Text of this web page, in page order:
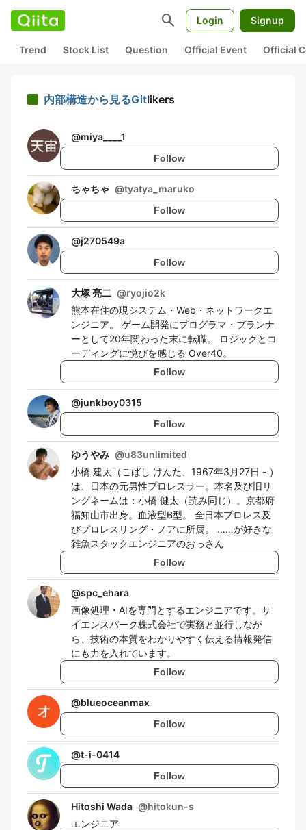
search Login Signup
Trend Stock List Question Official Event Official
内部構造から見るGitlikers
@miya____1
Follow
ちゃちゃ @tyatya_maruko
Follow
@j270549a
Follow
大塚 亮二 @ryojio2k
熊本在住の現システム・Web・ネットワークエ
ンジニア。 ゲーム開発にプログラマ・プランナ
ーとして20年関わった末に転職。 ロジックとコ
ーディングに悦びを感じる Over40。
Follow
@junkboy0315
Follow
ゆうやみ @u83unlimited
小橋 建太（こばし けんた、1967年3月27日 - ）
は、日本の元男性プロレスラー。本名及び旧リ
ングネームは：小橋 健太（読み同じ）。京都府
福知山市出身。血液型B型。 全日本プロレス及
びプロレスリング・ノアに所属。 ……が好きな
雑魚スタックエンジニアのおっさん
Follow
@spc_ehara
画像処理・AIを専門とするエンジニアです。サ
イエンスパーク株式会社で実務と並行しなが
ら、技術の本質をわかりやすく伝える情報発信
にも力を入れています。
Follow
@blueoceanmax
Follow
@t-i-0414
Follow
Hitoshi Wada @hitokun-s
エンジニア